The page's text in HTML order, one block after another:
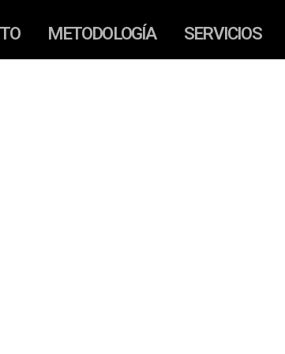
METODOLOGÍA SERVICIOS